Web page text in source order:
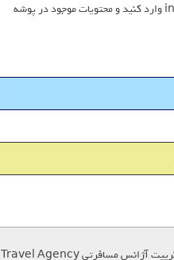
سپس یک دیتابیس جدید ایجاد کنید. مشخصات دیتابیس را در مسیر includes فایل inc.config.php وارد کنید و محتویات موجود در پوشه